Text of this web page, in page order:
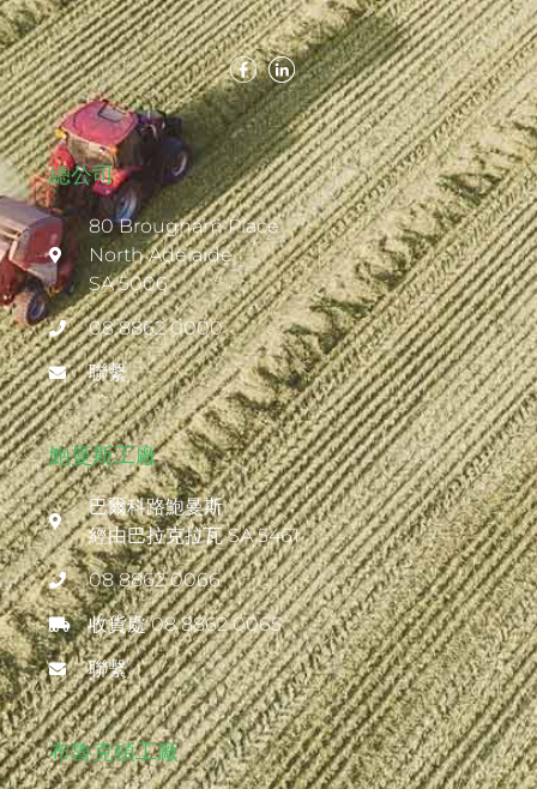
總公司
80 Brougham Place
North Adelaide
SA 5006
08 8862 0000
聯繫
鮑曼斯工廠
巴爾科路鮑曼斯
經由巴拉克拉瓦 SA 5461
08 8862 0066
收貨處 08 8862 0065
聯繫
布魯克頓工廠